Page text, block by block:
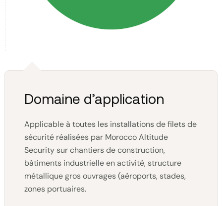
Domaine d’application
Applicable à toutes les installations de filets de
sécurité réalisées par Morocco Altitude
Security sur chantiers de construction,
bâtiments industrielle en activité, structure
métallique gros ouvrages (aéroports, stades,
zones portuaires.